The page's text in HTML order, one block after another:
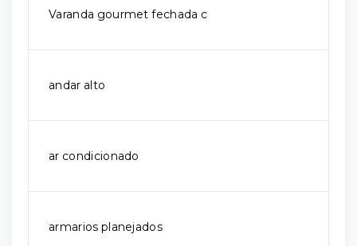
Varanda gourmet fechada c
andar alto
ar condicionado
armarios planejados